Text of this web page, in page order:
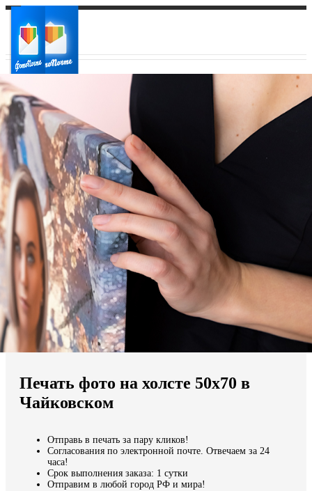
Ваш город:
Ваш регион доставки
Выберите из списка:
Мы доставляем по всему миру
Продолжить без города
Печать фото на холсте 50х70 в
Чайковском
Отправь в печать за пару кликов!
Согласования по электронной почте. Отвечаем за 24
часа!
Срок выполнения заказа: 1 сутки
Отправим в любой город РФ и мира!